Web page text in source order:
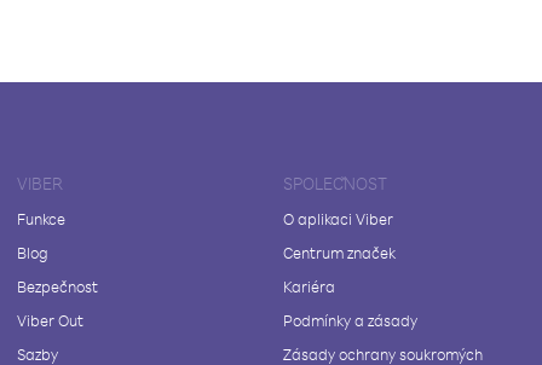
VIBER
Funkce
Blog
Bezpečnost
Viber Out
Sazby
SPOLEČNOST
O aplikaci Viber
Centrum značek
Kariéra
Podmínky a zásady
Zásady ochrany soukromých